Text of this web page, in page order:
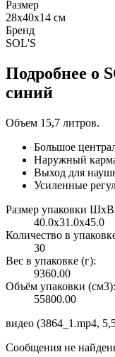
Размер
28х40x14 см
Бренд
SOL'S
Подробнее о
синий
Объем 15,7 литров.
Большое
Наружный
Выход для
Усиленные
Размер упаковки
40.0x31.0x45.0
Количество в
30
Вес в упаковке (г):
9360.00
Объём упаковки (см3):
55800.00
видео (3864_1.mp4,
Сообщения не